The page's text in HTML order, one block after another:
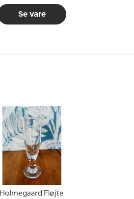
Se vare
Holmegaard Fløjte